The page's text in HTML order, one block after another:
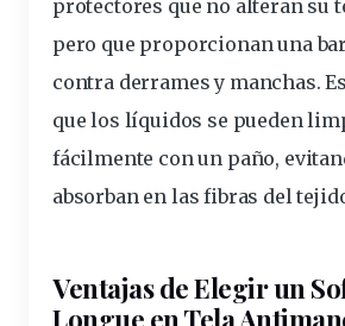
protectores que no alteran su
pero que proporcionan una
contra derramesy manchas.
que los líquidos se pueden
fácilmente con un paño,
absorban en las fibras del
Ventajas de Elegir un